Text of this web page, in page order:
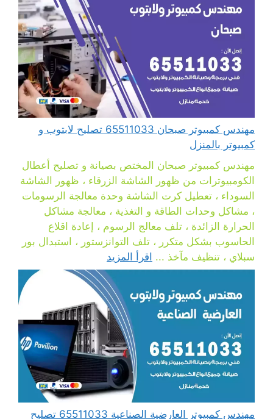
مهندس كمبيوتر صبحان 65511033 تصليح لابتوب و
كمبيوتر بالمنزل
مهندس كمبيوتر صبحان المختص بصيانة و تصليح أعطال
الكومبيوترات من ظهور الشاشة الزرقاء ، ظهور الشاشة
السوداء ، تعطيل كرت الشاشة وحدة معالجة الرسومات
، مشاكل وحدات الطاقة و التغذية ، معالجة مشاكل
الحرارة الزائدة ، تلف معالج الرسوم ، إعادة اقلاع
الحاسوب بشكل متكرر ، تلف التوانزستور ، استبدال بور
سبلاي ، تنظيف مآخذ ... اقرأ المزيد
مهندس كمبيوتر العارضية الصناعية 65511033 تصليح